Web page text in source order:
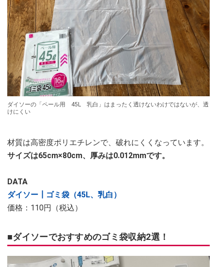
ダイソーの「ペール用 45L 乳白」はまったく透けないわけではないが、透
けにくい
材質は高密度ポリエチレンで、破れにくくなっています。
サイズは65cm×80cm、厚みは0.012mmです。
DATA
ダイソー┃ゴミ袋（45L、乳白）
価格：110円（税込）
■ダイソーでおすすめのゴミ袋収納2選！